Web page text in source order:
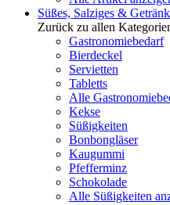
Süßes, Salziges &
Zurück zu allen
Gastronomiebedarf
Bierdeckel
Servietten
Tabletts
Alle
Kekse
Süßigkeiten
Bonbongläser
Kaugummi
Pfefferminz
Schokolade
Alle Süßigkeiten